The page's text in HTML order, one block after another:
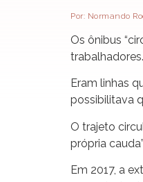
Por: Normando
Os ônibus
trabalhadores.
Eram linhas
possibilitava
O trajeto
própria
Em 2017, a